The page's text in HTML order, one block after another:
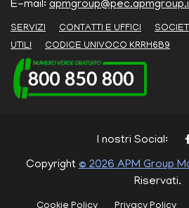
E-mail:
SERVIZI CONTATTI E UFFICI
UTILI
CODICE UNIVOCO KRRH6B9
I nostri Social:
Copyright © 2026 APM Group
Riservati.